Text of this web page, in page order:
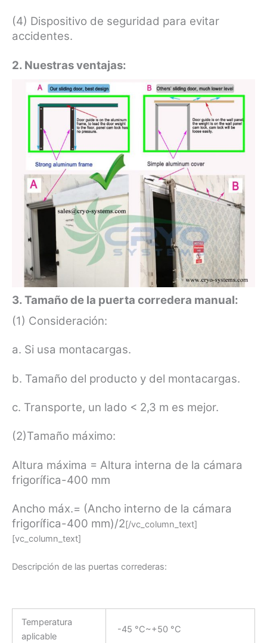
(4) Dispositivo de seguridad para evitar
accidentes.
2. Nuestras ventajas:
3. Tamaño de la puerta corredera manual:
(1) Consideración:
a. Si usa montacargas.
b. Tamaño del producto y del montacargas.
c. Transporte, un lado < 2,3 m es mejor.
(2)Tamaño máximo:
Altura máxima = Altura interna de la cámara
frigorífica-400 mm
Ancho máx.= (Ancho interno de la cámara
frigorífica-400 mm)/2[/vc_column_text]
[vc_column_text]
Descripción de las puertas correderas:
Temperatura
aplicable
-45 °C~+50 °C